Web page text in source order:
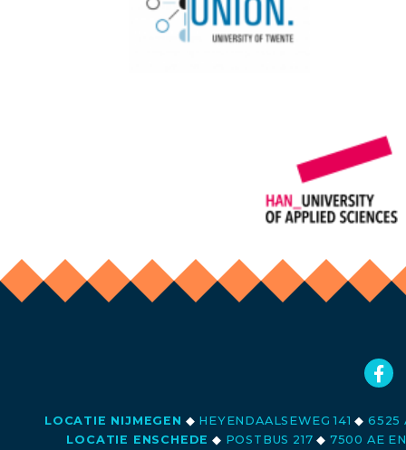
LOCATIE NIJMEGEN ◆ HEYENDAALSEWEG 141◆ 6525
LOCATIE ENSCHEDE ◆ POSTBUS 217◆ 7500 AE